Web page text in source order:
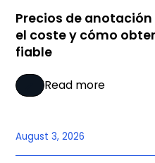
Precios de
el coste y cómo
fiable
Read more
August 3, 2026